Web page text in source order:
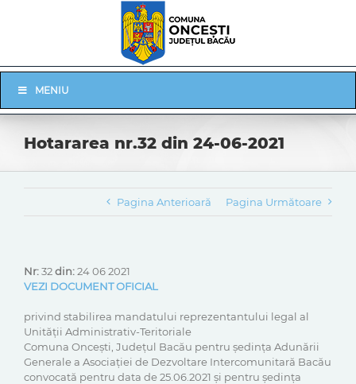
Navigation
MENIU
Hotararea nr.32 din 24-06-2021
Pagina Anterioară Pagina Următoare
Nr:32din:24 06 2021
VEZI DOCUMENT OFICIAL
privind stabilirea mandatului reprezentantului legal al
Unității Administrativ-Teritoriale
Comuna Oncești, Județul Bacău pentru ședința Adunării
Generale a Asociației de Dezvoltare Intercomunitară Bacău
convocată pentru data de 25.06.2021 și pentru ședința